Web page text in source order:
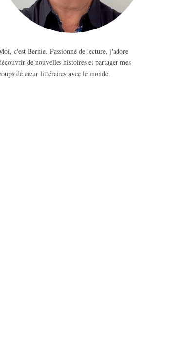
c'est Bernie. Passionné de lecture, j'adore
de nouvelles histoires et partager mes
de cœur littéraires avec le monde.